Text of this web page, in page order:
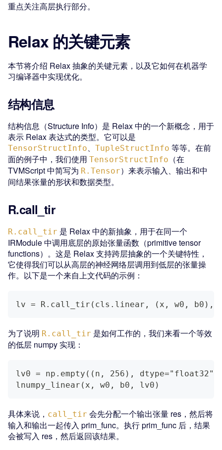
重点关注高层执行部分。
Relax 的关键元素
本节将介绍 Relax 抽象的关键元素，以及它如何在机器学
习编译器中实现优化。
结构信息
结构信息（Structure Info）是 Relax 中的一个新概念，用于
表示 Relax 表达式的类型。它可以是
TensorStructInfo、 TupleStructInfo 等等。在前
面的例子中，我们使用 TensorStructInfo （在
TVMScript 中简写为 R.Tensor）来表示输入、输出和中
间结果张量的形状和数据类型。
R.call_tir
R.call_tir 是 Relax 中的新抽象，用于在同一个
IRModule 中调用底层的原始张量函数（primitive tensor
functions）。这是 Relax 支持跨层抽象的一个关键特性，
它使得我们可以从高层的神经网络层调用到低层的张量操
作。以下是一个来自上文代码的示例：
lv = R.call_tir(cls.linear, (x, w0, b0),
为了说明 R.call_tir 是如何工作的，我们来看一个等效
的低层 numpy 实现：
lv0 = np.empty((n, 256), dtype="float32")
lnumpy_linear(x, w0, b0, lv0)
具体来说， call_tir 会先分配一个输出张量 res，然后将
输入和输出一起传入 prim_func。执行 prim_func 后，结果
会被写入 res，然后返回该结果。